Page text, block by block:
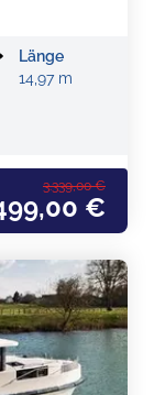
Länge
14,97 m
3.339,00 €
€